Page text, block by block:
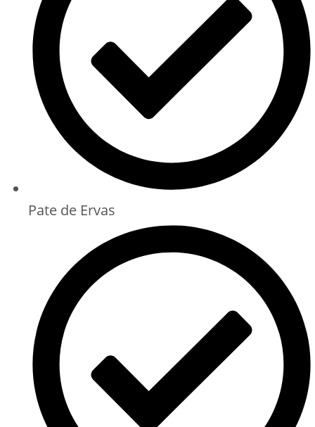
Pate de Ervas